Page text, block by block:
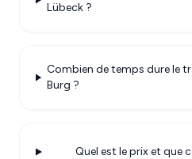
Lübeck ?
Combien de temps dure le
Burg ?
Quel est le prix et que